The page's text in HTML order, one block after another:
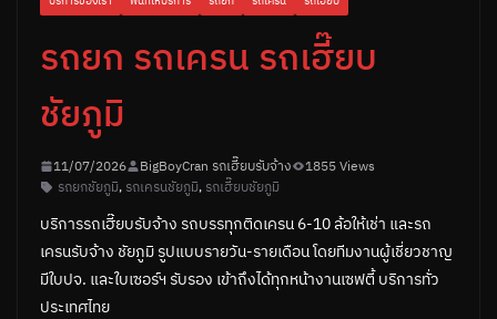
รถยก รถเครน รถเฮี๊ยบ
ชัยภูมิ
11/07/2026 BigBoyCran รถเฮี๊ยบรับจ้าง
1855 Views
รถยกชัยภูมิ, รถเครนชัยภูมิ, รถเฮี๊ยบชัยภูมิ
บริการรถเฮี๊ยบรับจ้าง รถบรรทุกติดเครน 6-10 ล้อให้เช่า และรถ
เครนรับจ้าง ชัยภูมิ รูปแบบรายวัน-รายเดือน โดยทีมงานผู้เชี่ยวชาญ
มีใบปจ. และใบเซอร์ฯ รับรอง เข้าถึงได้ทุกหน้างานเซฟตี้ บริการทั่ว
ประเทศไทย